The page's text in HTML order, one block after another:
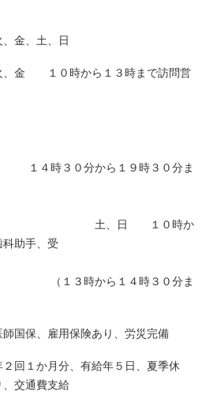
、土、日
金 １０時から１３時まで訪問営
から１９時３０分ま
１０時か
科助手、受
ら１４時３０分ま
国保、雇用保険あり、労災完備
１か月分、有給年５日、夏季休
交通費支給